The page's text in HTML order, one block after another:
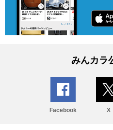
みんカラ
Facebook X